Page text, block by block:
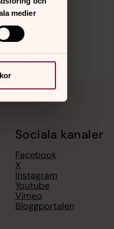
medier
Sociala kanaler
Facebook
X
Instagram
Youtube
Vimeo
Bloggportalen